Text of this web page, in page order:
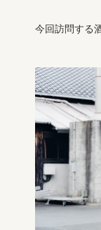
今回訪問する